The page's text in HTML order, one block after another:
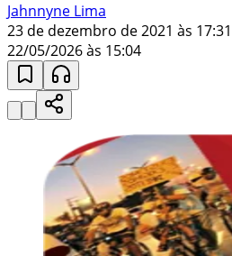
Jahnnyne Lima
23 de dezembro de 2021 às 17:31
22/05/2026 às 15:04